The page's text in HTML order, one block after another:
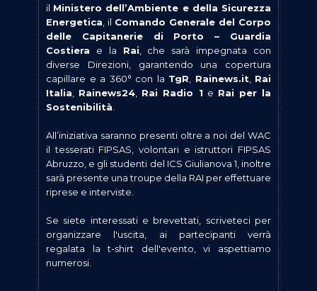
il Ministero dell’Ambiente e della Sicurezza
Energetica , il Comando Generale del Corpo
delle Capitanerie di Porto – Guardia
Costiera e la Rai , che sarà impegnata con
diverse Direzioni, garantendo una copertura
capillare e a 360° con la TgR Rainews.it, Rai
Italia
Rainews24 Rai Radio 1 e Rai per la
Sostenibilità
All’iniziativa saranno presenti oltre a noi del WAC
il tesserati FIPSAS, volontari e istruttori FIPSAS
Abruzzo, e gli studenti del ICS Giulianova 1, inoltre
sarà presente una troupe della RAI per effettuare
riprese e interviste.
Se siete interessati e brevettati, scriveteci per
organizzare l'uscita, ai partecipanti verrà
regalata la t-shirt dell'evento, vi aspettiamo
numerosi.